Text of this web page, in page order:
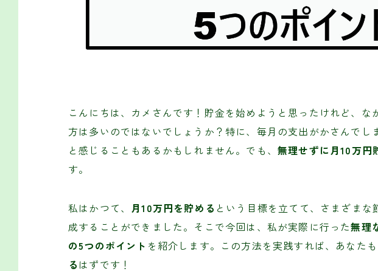
こんにちは、カメさんです！貯金を始めようと思ったけれど、な
方は多いのではないでしょうか？特に、毎月の支出がかさんでし
と感じることもあるかもしれません。でも、 無理せずに月10万円
す。
私はかつて、 月10万円を貯める という目標を立てて、さまざま
成することができました。そこで今回は、私が実際に行った無理
の5つのポイント を紹介します。この方法を実践すれば、あなたも
る はずです！